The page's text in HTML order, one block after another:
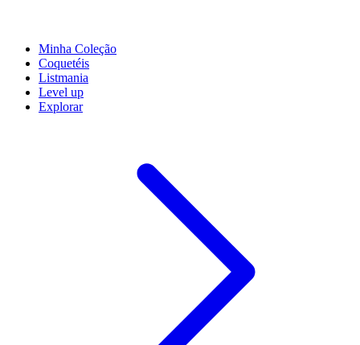
Minha Coleção
Coquetéis
Listmania
Level up
Explorar